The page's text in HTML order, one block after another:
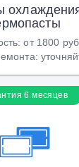
:от 1800 руб.
:
6 месяцев